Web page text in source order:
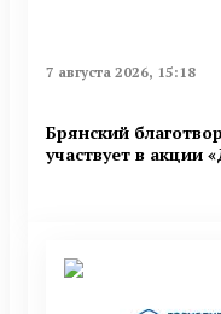
7 августа 2026, 15:18
Брянский
участвует в акции